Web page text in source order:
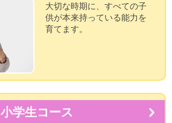
大切な時期に、すべての子
供が本来持っている能力を
育てます。
小学生コース